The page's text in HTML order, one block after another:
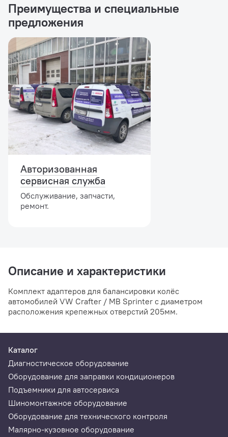
Преимущества и специальные
предложения
Авторизованная
сервисная служба
Обслуживание, запчасти,
ремонт.
Описание и характеристики
Комплект адаптеров для балансировки колёс
автомобилей VW Crafter / MB Sprinter с диаметром
расположения крепежных отверстий 205мм.
Каталог
Диагностическое оборудование
Оборудование для заправки кондиционеров
Подъемники для автосервиса
Шиномонтажное оборудование
Оборудование для технического контроля
Малярно-кузовное оборудование